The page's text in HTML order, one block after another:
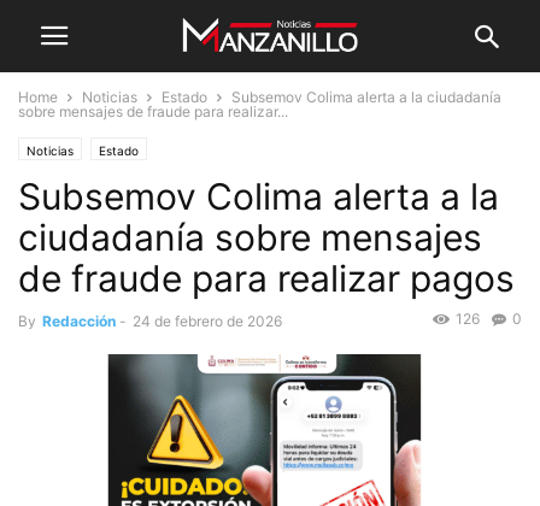
Home Noticias Estado
Subsemov Colima alerta a la ciudadanía
sobre mensajes de fraude para realizar...
Noticias Estado
Subsemov Colima alerta a la
ciudadanía sobre mensajes
de fraude para realizar pagos
By Redacción - 24 de febrero de 2026 0
126